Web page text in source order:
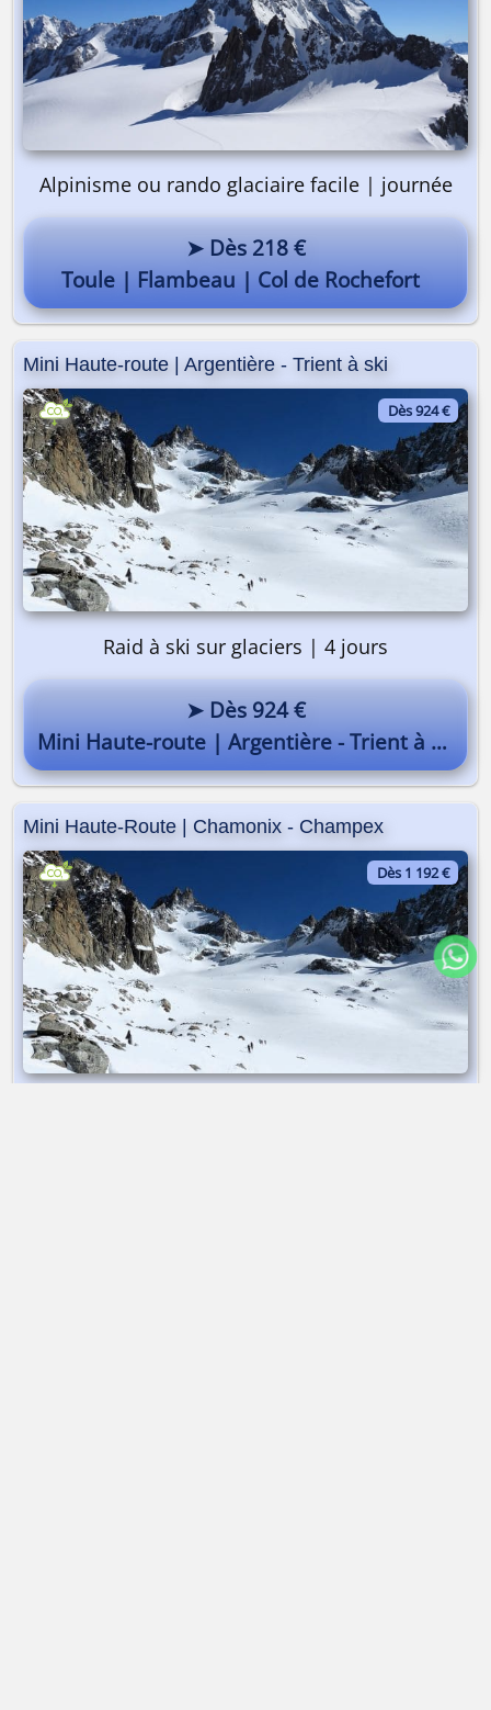
Alpinisme ou rando glaciaire facile | journée
➤ Dès 218 €
Toule | Flambeau | Col de Rochefort
Mini Haute-route | Argentière - Trient à ski
Dès 924 €
Raid à ski sur glaciers | 4 jours
➤ Dès 924 €
Mini Haute-route | Argentière - Trient à ski
Mini Haute-Route | Chamonix - Champex
Dès 1 192 €